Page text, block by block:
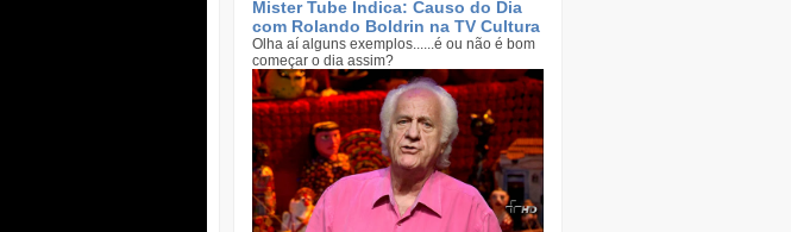
Mister Tube Indica: Causo do Dia
com Rolando Boldrin na TV Cultura
Olha aí alguns exemplos......é ou não é bom
começar o dia assim?